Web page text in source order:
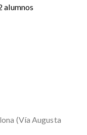
alumnos
(Vía Augusta